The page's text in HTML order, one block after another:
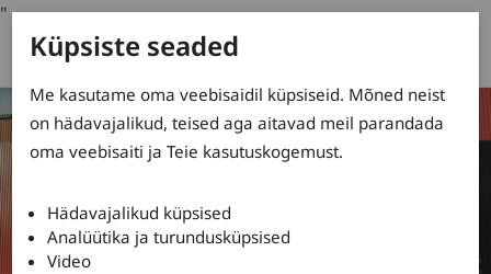
"
Küpsiste seaded
Me kasutame oma veebisaidil küpsiseid. Mõned neist
on hädavajalikud, teised aga aitavad meil parandada
oma veebisaiti ja Teie kasutuskogemust.
Hädavajalikud küpsised
Analüütika ja turundusküpsised
Video